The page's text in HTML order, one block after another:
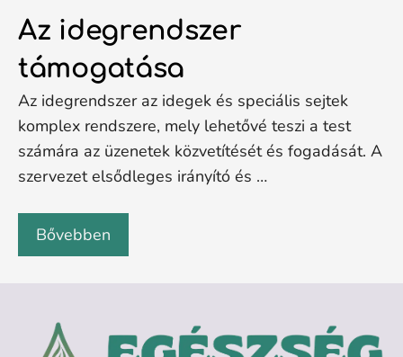
Az idegrendszer
támogatása
Az idegrendszer az idegek és speciális sejtek
komplex rendszere, mely lehetővé teszi a test
számára az üzenetek közvetítését és fogadását. A
szervezet elsődleges irányító és …
Bővebben